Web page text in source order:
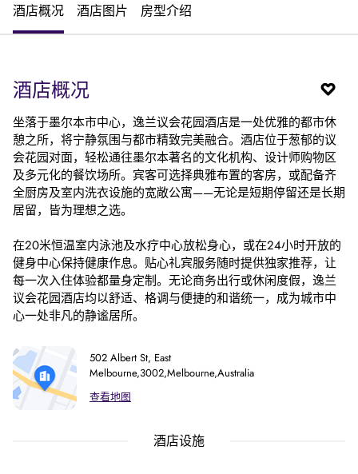
酒店概况 酒店图片 房型介绍
酒店概况
坐落于墨尔本市中心，逸兰议会花园酒店是一处优雅的都市休
憩之所，将宁静氛围与都市精致完美融合。酒店位于葱郁的议
会花园对面，轻松通往墨尔本著名的文化机构、设计师购物区
及多元化的餐饮场所。宾客可选择典雅布置的客房，或配备齐
全厨房及室内洗衣设施的宽敞公寓——无论是短期停留还是长期
居留，皆为理想之选。
在20米恒温室内泳池及水疗中心放松身心，或在24小时开放的
健身中心保持健康作息。贴心礼宾服务随时提供独家推荐，让
每一次入住体验都量身定制。无论商务出行或休闲度假，逸兰
议会花园酒店均以舒适、格调与便捷的和谐统一，成为城市中
心一处非凡的静谧居所。
502 Albert St, East
Melbourne,3002,Melbourne,Australia
查看地图
酒店设施